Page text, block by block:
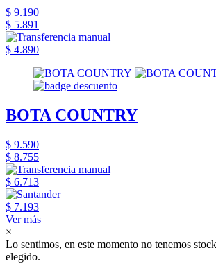
$ 9.190
$ 5.891
$ 4.890
BOTA COUNTRY
$ 9.590
$ 8.755
$ 6.713
$ 7.193
Ver más
×
Lo sentimos, en este momento no tenemos
elegido.